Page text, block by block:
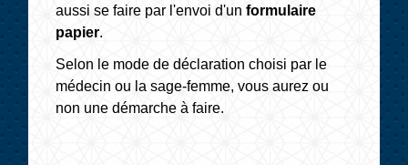
aussi se faire par l'envoi d'unformulaire
papier.
Selon le mode de déclaration choisi par le
médecin ou la sage-femme, vous aurez ou
non une démarche à faire.